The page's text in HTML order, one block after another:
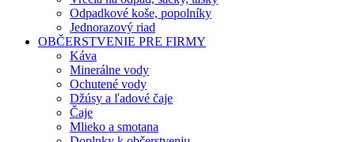
Odpadkové koše, popolníky
Jednorazový riad
OBČERSTVENIE PRE FIRMY
Káva
Minerálne vody
Ochutené vody
Džúsy a ľadové čaje
Čaje
Mlieko a smotana